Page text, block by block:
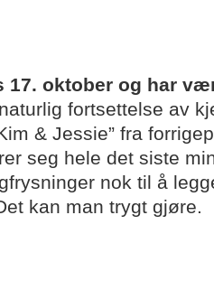
17. oktober og har
fortsettelse av
& Jessie” fra
seg hele det siste
nok til å
kan man trygt gjøre.